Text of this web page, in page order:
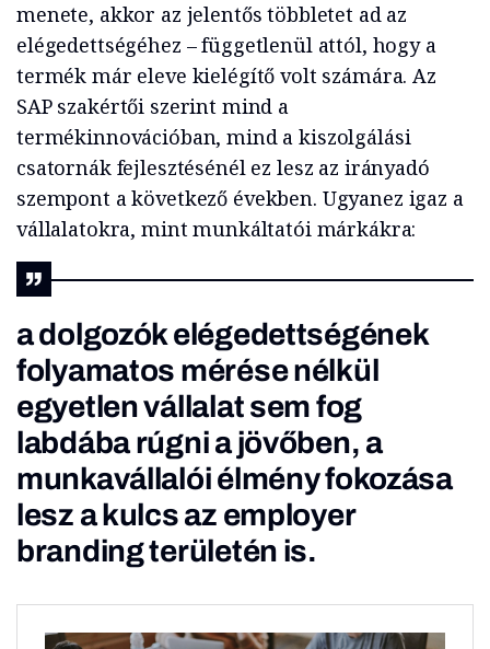
menete, akkor az jelentős többletet ad az
elégedettségéhez – függetlenül attól, hogy a
termék már eleve kielégítő volt számára. Az
SAP szakértői szerint mind a
termékinnovációban, mind a kiszolgálási
csatornák fejlesztésénél ez lesz az irányadó
szempont a következő években. Ugyanez igaz a
vállalatokra, mint munkáltatói márkákra:
a dolgozók elégedettségének
folyamatos mérése nélkül
egyetlen vállalat sem fog
labdába rúgni a jövőben, a
munkavállalói élmény fokozása
lesz a kulcs az employer
brandingterületén is.